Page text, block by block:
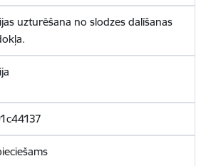
uzturēšana no slodzes dalīšanas